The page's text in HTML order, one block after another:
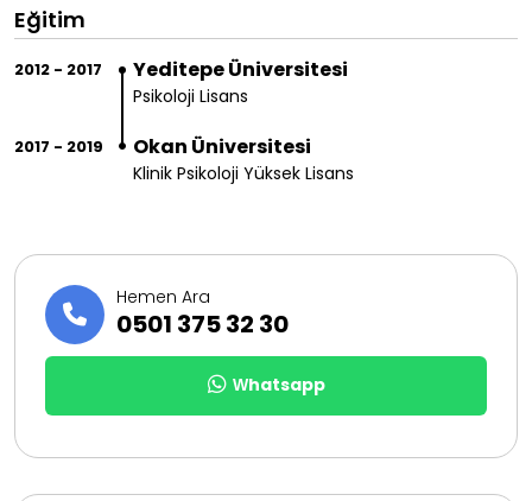
Eğitim
2012 - 2017 Yeditepe Üniversitesi
Psikoloji Lisans
2017 - 2019 Okan Üniversitesi
Klinik Psikoloji Yüksek Lisans
Hemen Ara
0501 375 32 30
Whatsapp